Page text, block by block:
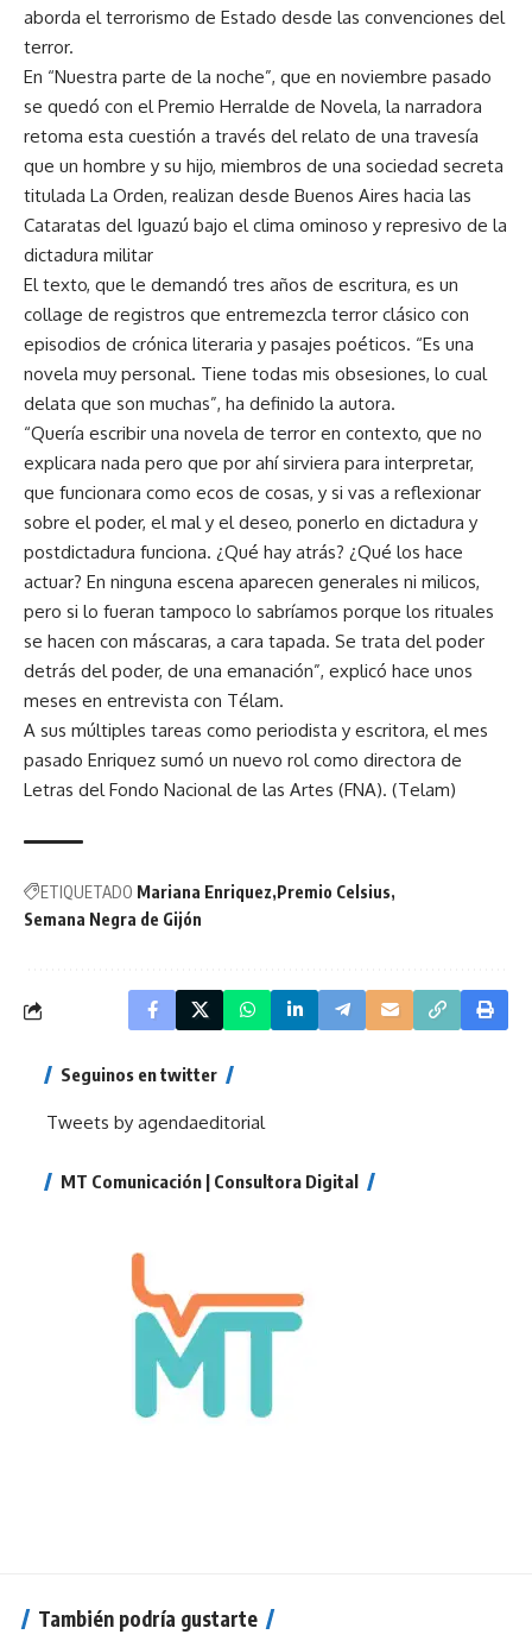
aborda el terrorismo de Estado desde las convenciones del
terror.
En “Nuestra parte de la noche”, que en noviembre pasado
se quedó con el Premio Herralde de Novela, la narradora
retoma esta cuestión a través del relato de una travesía
que un hombre y su hijo, miembros de una sociedad secreta
titulada La Orden, realizan desde Buenos Aires hacia las
Cataratas del Iguazú bajo el clima ominoso y represivo de la
dictadura militar
El texto, que le demandó tres años de escritura, es un
collage de registros que entremezcla terror clásico con
episodios de crónica literaria y pasajes poéticos. “Es una
novela muy personal. Tiene todas mis obsesiones, lo cual
delata que son muchas”, ha definido la autora.
“Quería escribir una novela de terror en contexto, que no
explicara nada pero que por ahí sirviera para interpretar,
que funcionara como ecos de cosas, y si vas a reflexionar
sobre el poder, el mal y el deseo, ponerlo en dictadura y
postdictadura funciona. ¿Qué hay atrás? ¿Qué los hace
actuar? En ninguna escena aparecen generales ni milicos,
pero si lo fueran tampoco lo sabríamos porque los rituales
se hacen con máscaras, a cara tapada. Se trata del poder
detrás del poder, de una emanación”, explicó hace unos
meses en entrevista con Télam.
A sus múltiples tareas como periodista y escritora, el mes
pasado Enriquez sumó un nuevo rol como directora de
Letras del Fondo Nacional de las Artes (FNA). (Telam)
ETIQUETADO Mariana Enriquez Premio Celsius
Semana Negra de Gijón
Seguinos en twitter
Tweets by agendaeditorial
MT Comunicación | Consultora Digital
También podría gustarte